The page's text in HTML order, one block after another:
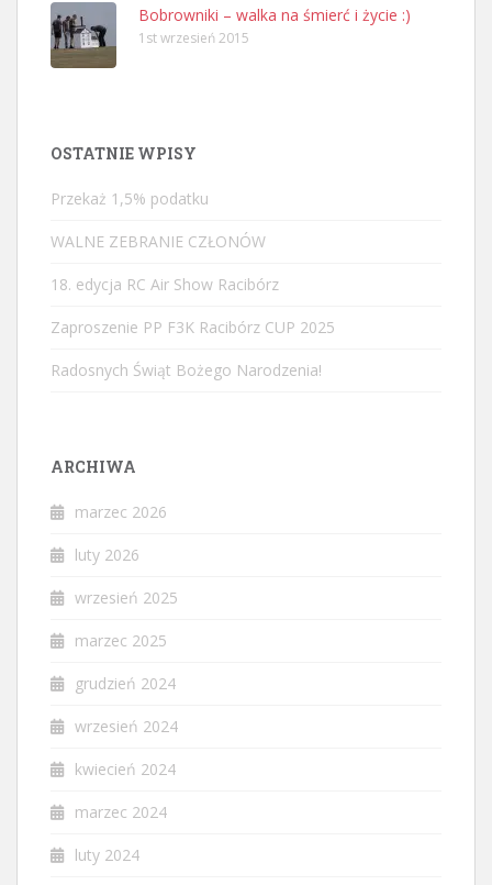
Bobrowniki – walka na śmierć i życie :)
1st wrzesień 2015
OSTATNIE WPISY
Przekaż 1,5% podatku
WALNE ZEBRANIE CZŁONÓW
18. edycja RC Air Show Racibórz
Zaproszenie PP F3K Racibórz CUP 2025
Radosnych Świąt Bożego Narodzenia!
ARCHIWA
marzec 2026
luty 2026
wrzesień 2025
marzec 2025
grudzień 2024
wrzesień 2024
kwiecień 2024
marzec 2024
luty 2024